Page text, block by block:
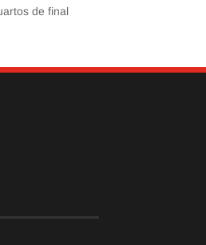
de final